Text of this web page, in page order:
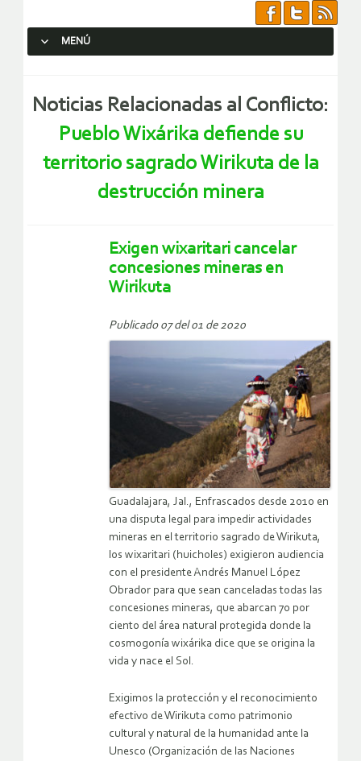
MENÚ
Noticias Relacionadas al Conflicto:
Pueblo Wixárika defiende su
territorio sagrado Wirikuta de la
destrucción minera
Exigen wixaritari cancelar
concesiones mineras en
Wirikuta
Publicado 07 del 01 de 2020
Guadalajara, Jal., Enfrascados desde 2010 en
una disputa legal para impedir actividades
mineras en el territorio sagrado de Wirikuta,
los wixaritari (huicholes) exigieron audiencia
con el presidente Andrés Manuel López
Obrador para que sean canceladas todas las
concesiones mineras, que abarcan 70 por
ciento del área natural protegida donde la
cosmogonía wixárika dice que se origina la
vida y nace el Sol.
Exigimos la protección y el reconocimiento
efectivo de Wirikuta como patrimonio
cultural y natural de la humanidad ante la
Unesco (Organización de las Naciones